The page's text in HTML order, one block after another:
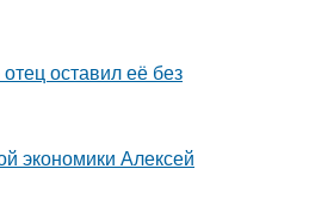
оставил её без
экономики Алексей